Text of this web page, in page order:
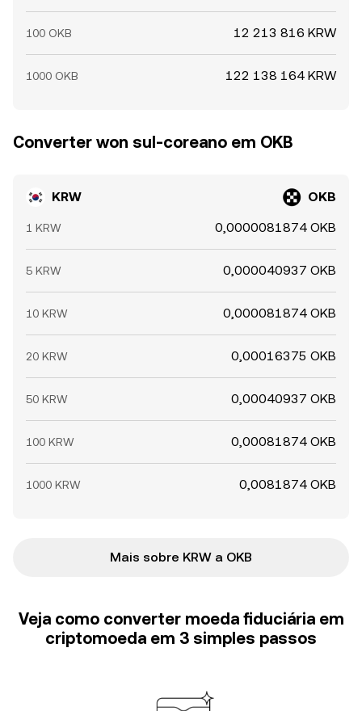
100 OKB 12 213 816 KRW
1000 OKB 122 138 164 KRW
Converter won sul-coreano em OKB
KRW OKB
1 KRW 0,0000081874 OKB
5 KRW 0,000040937 OKB
10 KRW 0,000081874 OKB
20 KRW 0,00016375 OKB
50 KRW 0,00040937 OKB
100 KRW 0,00081874 OKB
1000 KRW 0,0081874 OKB
Mais sobre KRW a OKB
Veja como converter moeda fiduciária em
criptomoeda em 3 simples passos